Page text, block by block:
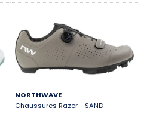
NORTHWAVE
Chaussures Razer - SAND